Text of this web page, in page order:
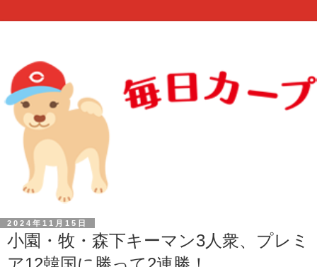
2024年11月15日
小園・牧・森下キーマン3人衆、プレミ